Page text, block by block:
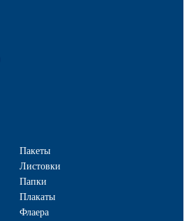
Пакеты
Листовки
Папки
Плакаты
Флаера